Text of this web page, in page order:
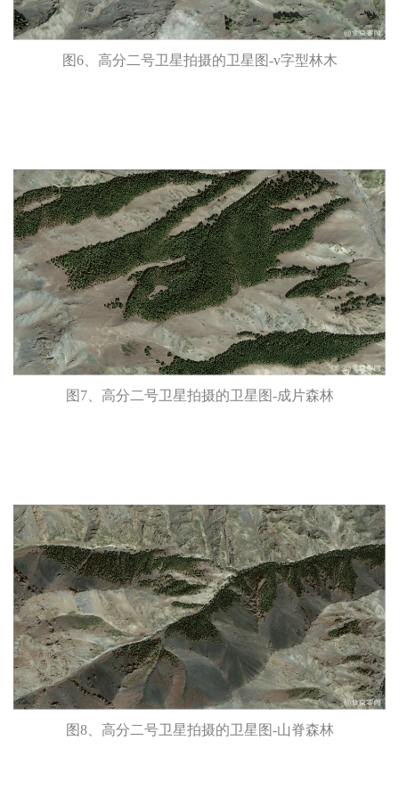
图6、高分二号卫星拍摄的卫星图-v字型林木
图7、高分二号卫星拍摄的卫星图-成片森林
图8、高分二号卫星拍摄的卫星图-山脊森林